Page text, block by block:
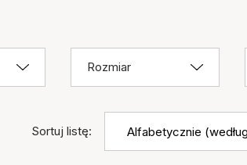
Rozmiar
Sortuj listę: